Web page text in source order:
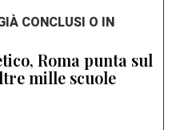
CONCLUSI O IN
Roma punta sul
mille scuole